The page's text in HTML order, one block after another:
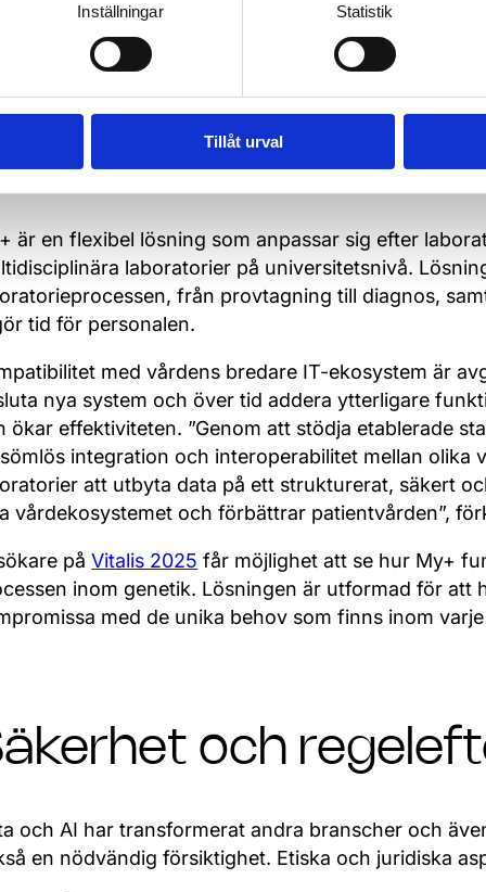
Inställningar Statistik
Tillåt urval
data på ett helt nytt sätt. Det öppnar enorma
och
är en flexibel lösning som anpassar sig efter
laboratorier på universitetsnivå.
från provtagning till diagnos,
tid för personalen.
med vårdens bredare IT-ekosystem är
nya system och över tid addera ytterligare
ökar effektiviteten. ”Genom att stödja etablerade
integration och interoperabilitet mellan olika
att utbyta data på ett strukturerat, säkert
vårdekosystemet och förbättrar patientvården”,
påVitalis 2025 får möjlighet att se hur My+
inom genetik. Lösningen är utformad för att
med de unika behov som finns inom
och
och AI har transformerat andra branscher och
en nödvändig försiktighet. Etiska och juridiska